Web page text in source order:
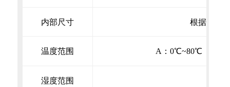
内部尺寸 根据用户
温度范围 A：0℃~80℃ B：-
湿度范围